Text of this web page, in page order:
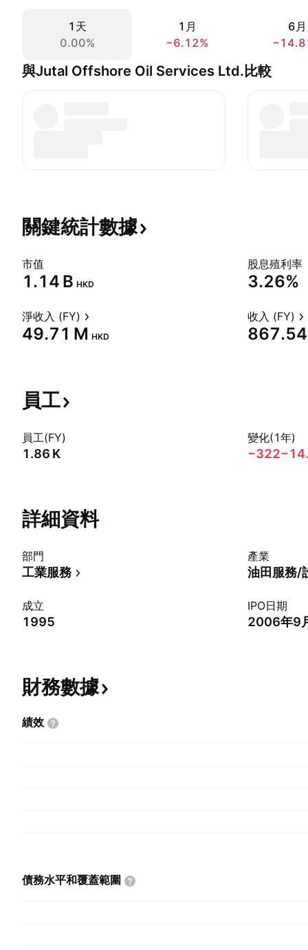
1天
0.00%
1月
−6.12%
6月
與Jutal Offshore Oil Services Ltd.比較
關鍵統計數據
市值
‪1.14 B‬ HKD
股息殖利率
3.26%
淨收入 (FY)
‪49.71 M‬ HKD
收入 (FY)
員工
員工(FY)
‪1.86 K‬
變化(1年)
−322
詳細資料
部門
工業服務
產業
油田服務/
成立
1995
IPO日期
2006年9
財務數據
績效
債務水平和覆蓋範圍